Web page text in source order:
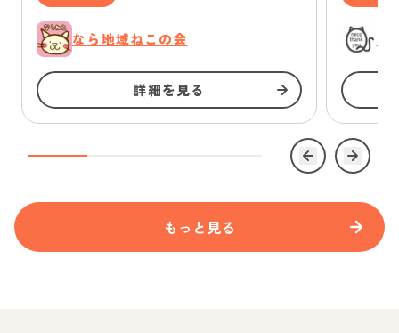
なら地域ねこの会
詳細を見る
もっと見る